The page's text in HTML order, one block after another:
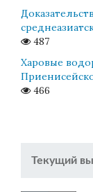
487
Харовые
466
Текущий